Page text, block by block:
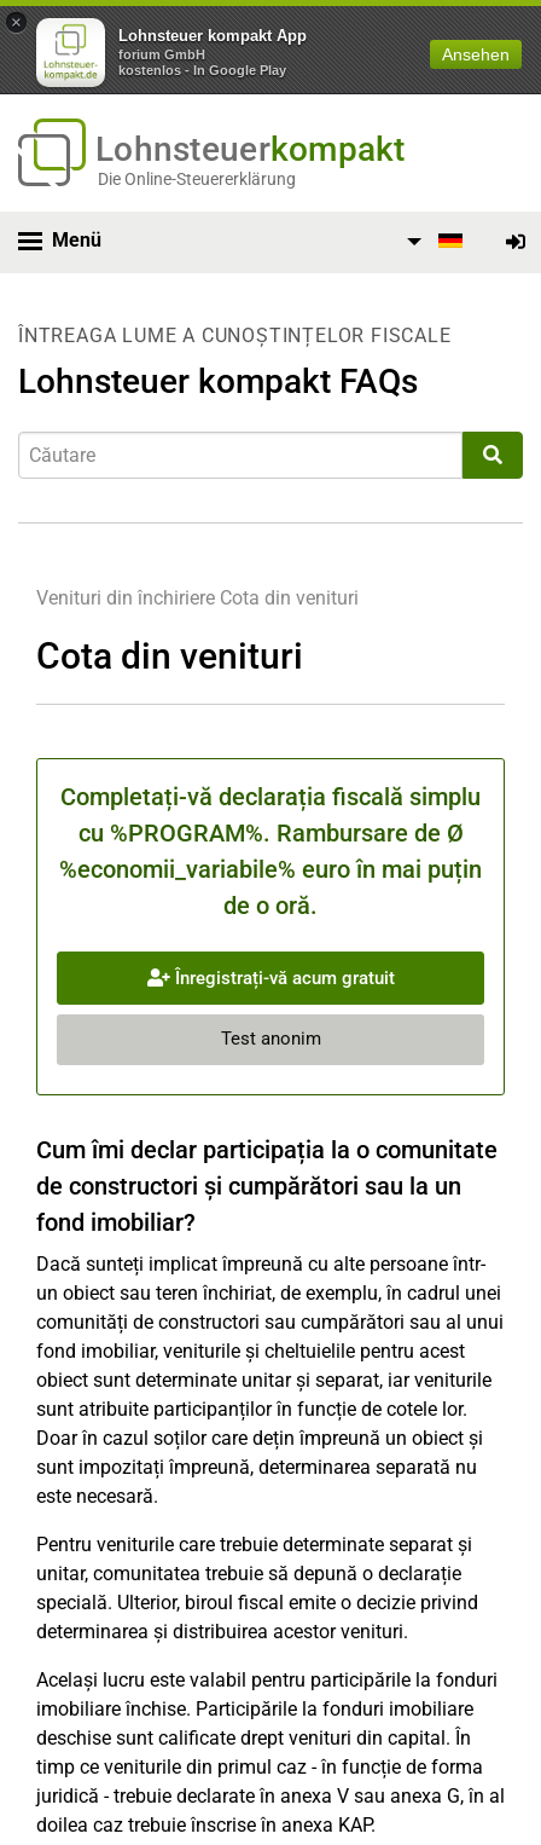
×
Lohnsteuer kompakt App
forium GmbH
kostenlos - In Google Play
Ansehen
Lohnsteuerkompakt
Die Online-Steuererklärung
Menü
ÎNTREAGA LUME A CUNOȘTINȚELOR FISCALE
Lohnsteuer kompakt FAQs
Venituri din închiriere Cota din venituri
Cota din venituri
Completați-vă declarația fiscală simplu
cu %PROGRAM%. Rambursare de Ø
%economii_variabile% euro în mai puțin
de o oră.
Înregistrați-vă acum gratuit
Test anonim
Cum îmi declar participația la o comunitate
de constructori și cumpărători sau la un
fond imobiliar?
Dacă sunteți implicat împreună cu alte persoane într-
un obiect sau teren închiriat, de exemplu, în cadrul unei
comunități de constructori sau cumpărători sau al unui
fond imobiliar, veniturile și cheltuielile pentru acest
obiect sunt determinate unitar și separat, iar veniturile
sunt atribuite participanților în funcție de cotele lor.
Doar în cazul soților care dețin împreună un obiect și
sunt impozitați împreună, determinarea separată nu
este necesară.
Pentru veniturile care trebuie determinate separat și
unitar, comunitatea trebuie să depună o declarație
specială. Ulterior, biroul fiscal emite o decizie privind
determinarea și distribuirea acestor venituri.
Același lucru este valabil pentru participările la fonduri
imobiliare închise. Participările la fonduri imobiliare
deschise sunt calificate drept venituri din capital. În
timp ce veniturile din primul caz - în funcție de forma
juridică - trebuie declarate în anexa V sau anexa G, în al
doilea caz trebuie înscrise în anexa KAP.